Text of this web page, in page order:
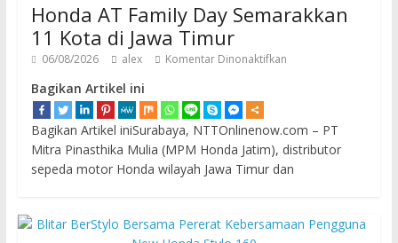
Honda AT Family Day Semarakkan
11 Kota di Jawa Timur
06/08/2026 alex Komentar Dinonaktifkan
Bagikan Artikel ini
Bagikan Artikel iniSurabaya, NTTOnlinenow.com – PT
Mitra Pinasthika Mulia (MPM Honda Jatim), distributor
sepeda motor Honda wilayah Jawa Timur dan